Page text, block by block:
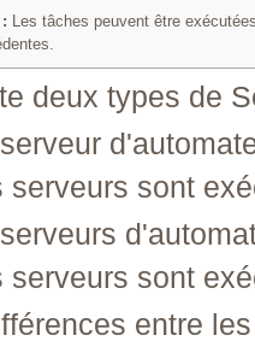
Les tâches peuvent être
deux types de
serveurs sont
serveurs sont
entre